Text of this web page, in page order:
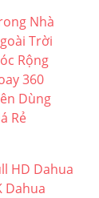
Nhà
Trời
Rộng
360
Dùng
Rẻ
HD Dahua
Dahua